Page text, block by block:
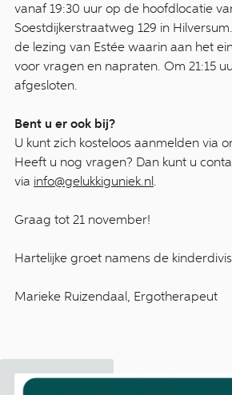
vanaf 19:30 uur op de hoofdlocatie
Soestdijkerstraatweg 129 in
de lezing van Estée waarin aan het
voor vragen en napraten. Om 21:15
afgesloten.
Bent u er ook bij?
U kunt zich kosteloos aanmelden via
Heeft u nog vragen? Dan kunt u
via info@gelukkiguniek.nl.
Graag tot 21 november!
Hartelijke groet namens de
Marieke Ruizendaal, Ergotherapeut